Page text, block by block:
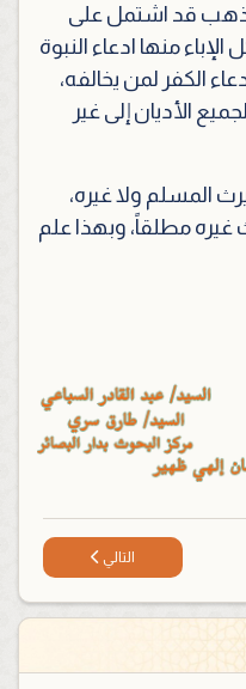
قد اشتمل على
منها ادعاء النبوة
الكفر لمن يخالفه،
الأديان إلى غير
المسلم ولا غيره،
مطلقاً، وبهذا علم
ردة مانعة للميراثالمقال التالي: عدم
التالي